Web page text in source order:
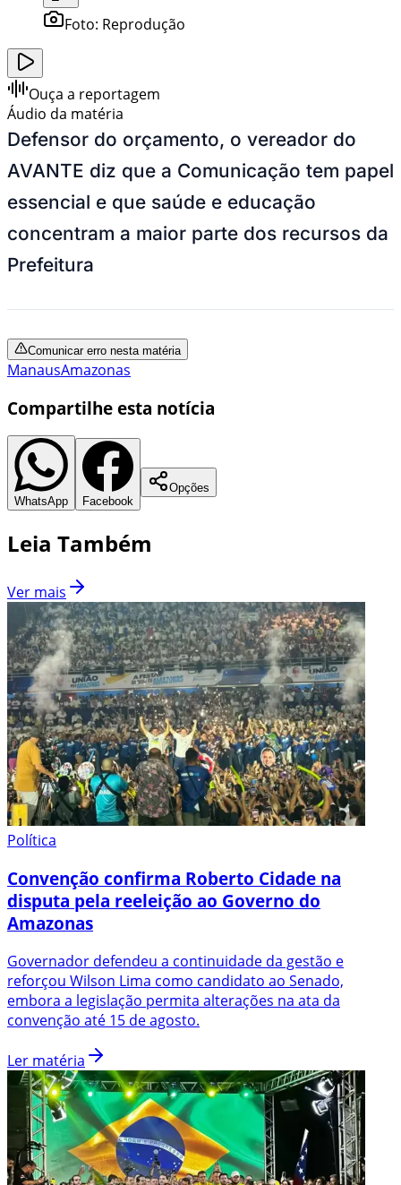
Foto: Reprodução
Ouça a reportagem
Áudio da matéria
Defensor do orçamento, o vereador do
AVANTE diz que a Comunicação tem papel
essencial e que saúde e educação
concentram a maior parte dos recursos da
Prefeitura
Comunicar erro nesta matéria
ManausAmazonas
Compartilhe esta notícia
WhatsApp Facebook
Opções
Leia Também
Ver mais
Política
Convenção confirma Roberto Cidade na
disputa pela reeleição ao Governo do
Amazonas
Governador defendeu a continuidade da gestão e
reforçou Wilson Lima como candidato ao Senado,
embora a legislação permita alterações na ata da
convenção até 15 de agosto.
Ler matéria